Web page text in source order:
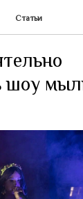
Статьи
шоу